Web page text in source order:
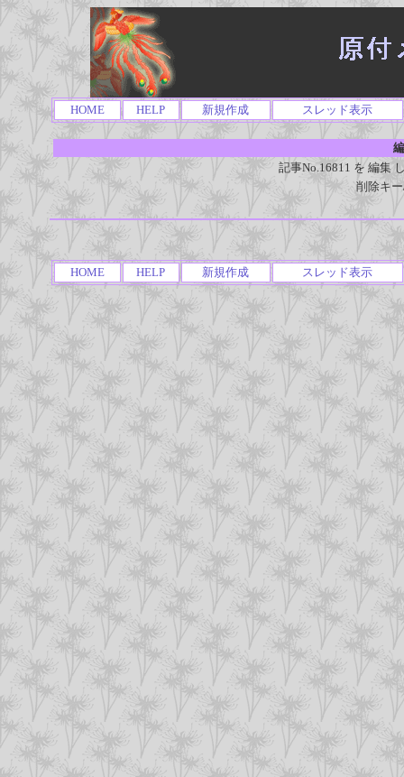
HOME HELP 新規作成 スレッド表示
記事No.16811 を 編集
削除キ
HOME HELP 新規作成 スレッド表示